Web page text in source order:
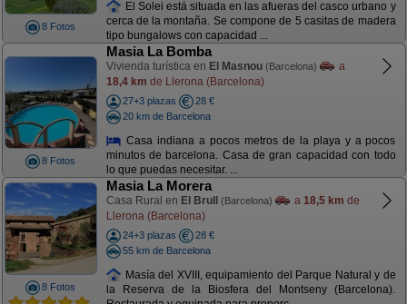
8 Fotos
El Solei está situada en las afueras del casco urbano y
cerca de la montaña. Se compone de 5 casitas de madera
tipo bungalows con capacidad ...
8 Fotos
Masia La Bomba
Vivienda turística en El Masnou (Barcelona)
a
18,4 km de Llerona (Barcelona)
27+3 plazas
28 €
20 km de Barcelona
Casa indiana a pocos metros de la playa y a pocos
minutos de barcelona. Casa de gran capacidad con todo
lo que puedas necesitar. ...
8 Fotos
Masia La Morera
Casa Rural en El Brull (Barcelona) a 18,5 km de
Llerona (Barcelona)
24+3 plazas
28 €
55 km de Barcelona
Masía del XVIII, equipamiento del Parque Natural y de
la Reserva de la Biosfera del Montseny (Barcelona).